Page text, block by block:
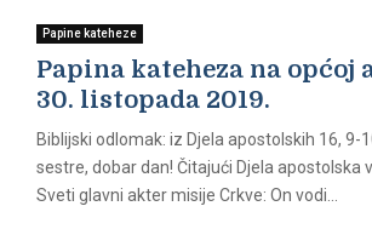
Papine kateheze
Papina kateheza na općoj
30. listopada 2019.
Biblijski odlomak: iz Djela apostolskih 16, 9-
sestre, dobar dan! Čitajući Djela apostolska
Sveti glavni akter misije Crkve: On vodi...